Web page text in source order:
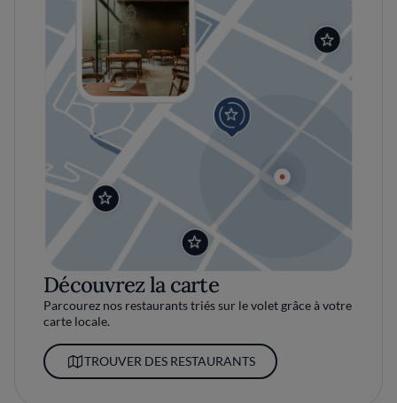
Découvrez la carte
Parcourez nos restaurants triés sur le volet grâce à votre
carte locale.
TROUVER DES RESTAURANTS